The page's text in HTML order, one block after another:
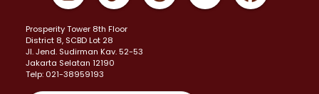
Prosperity Tower 8th Floor
District 8, SCBD Lot 28
JI. Jend. Sudirman Kav. 52-53
Jakarta Selatan 12190
Telp: 021-38959193